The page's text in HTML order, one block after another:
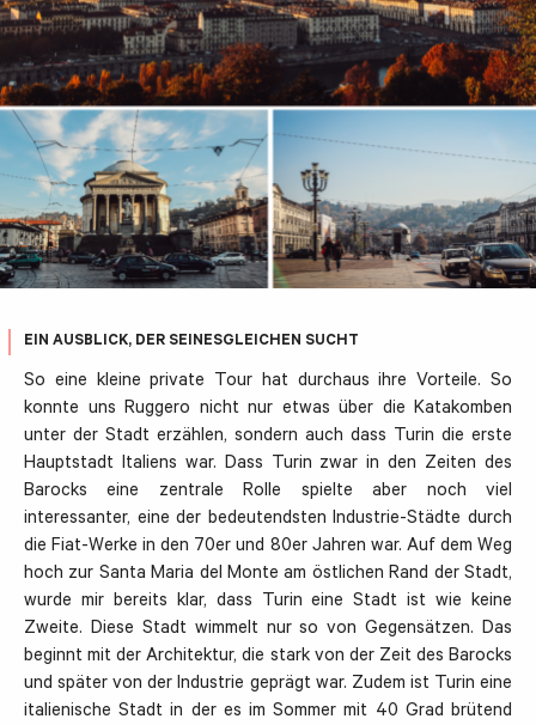
EIN AUSBLICK, DER SEINESGLEICHEN SUCHT
So eine kleine private Tour hat durchaus ihre Vorteile. So
konnte uns Ruggero nicht nur etwas über die Katakomben
unter der Stadt erzählen, sondern auch dass Turin die erste
Hauptstadt Italiens war. Dass Turin zwar in den Zeiten des
Barocks eine zentrale Rolle spielte aber noch viel
interessanter, eine der bedeutendsten Industrie-Städte durch
die Fiat-Werke in den 70er und 80er Jahren war. Auf dem Weg
hoch zur Santa Maria del Monte am östlichen Rand der Stadt,
wurde mir bereits klar, dass Turin eine Stadt ist wie keine
Zweite. Diese Stadt wimmelt nur so von Gegensätzen. Das
beginnt mit der Architektur, die stark von der Zeit des Barocks
und später von der Industrie geprägt war. Zudem ist Turin eine
italienische Stadt in der es im Sommer mit 40 Grad brütend